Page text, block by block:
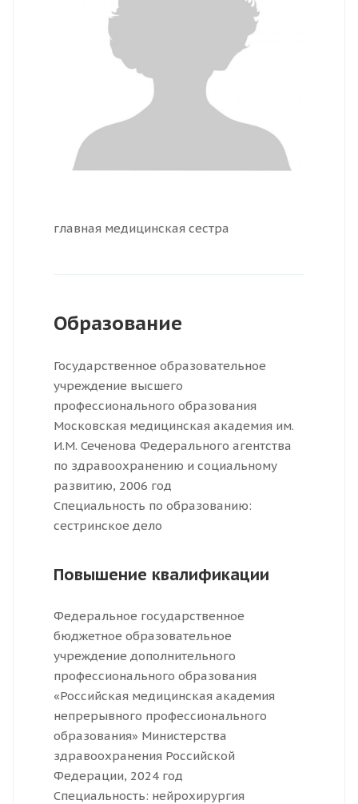
главная медицинская сестра
Образование
Государственное образовательное
учреждение высшего
профессионального образования
Московская медицинская академия им.
И.М. Сеченова Федерального агентства
по здравоохранению и социальному
развитию, 2006 год
Специальность по образованию:
cестринское дело
Повышение квалификации
Федеральное государственное
бюджетное образовательное
учреждение дополнительного
профессионального образования
«Российская медицинская академия
непрерывного профессионального
образования» Министерства
здравоохранения Российской
Федерации, 2024 год
Специальность: нейрохирургия